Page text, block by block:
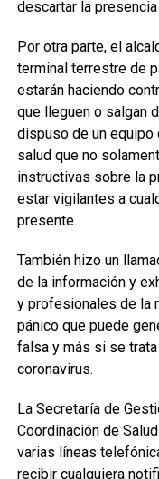
descartar la
Por otra parte, el
terminal terrestre de
estarán haciendo
que lleguen o salgan
dispuso de un
salud que no
instructivas sobre la
estar vigilantes a
presente.
También hizo un
de la información y
y profesionales de la
pánico que puede
falsa y más si se
coronavirus.
La Secretaría de
Coordinación de
varias líneas
recibir cualquiera